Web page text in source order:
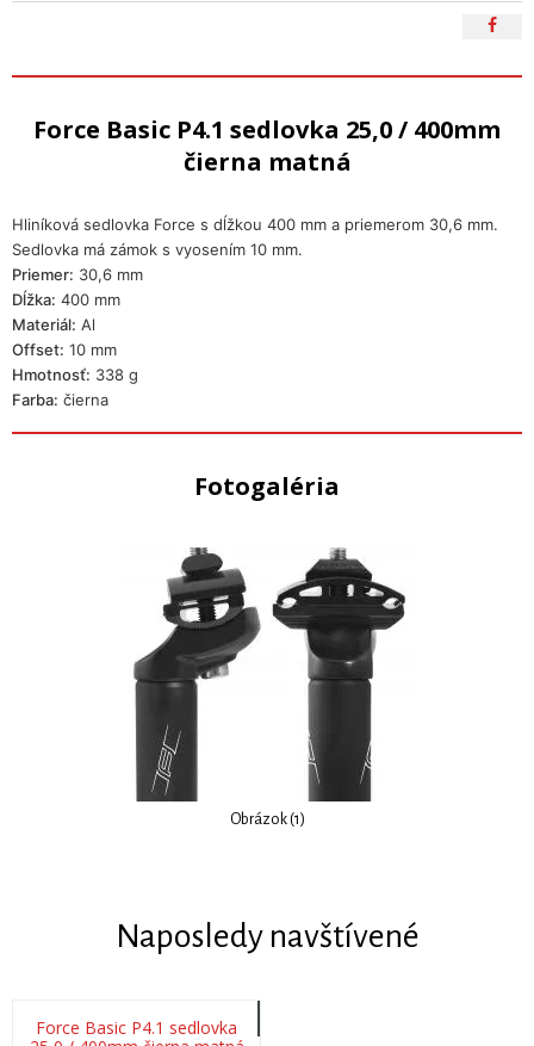
Force Basic P4.1 sedlovka 25,0 / 400mm
čierna matná
Hliníková sedlovka Force s dĺžkou 400 mm a priemerom 30,6 mm.
Sedlovka má zámok s vyosením 10 mm.
Priemer: 30,6 mm
Dĺžka: 400 mm
Materiál: Al
Offset: 10 mm
Hmotnosť: 338 g
Farba: čierna
Fotogaléria
Obrázok (1)
Naposledy navštívené
Force Basic P4.1 sedlovka